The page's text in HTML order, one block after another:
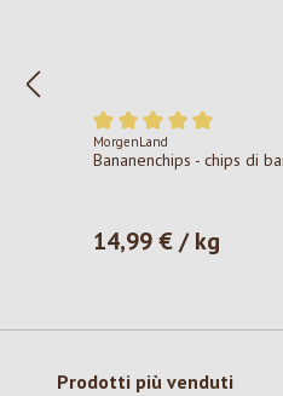
Valutazione media di
MorgenLand
Bananenchips - chips di
Prezzo normale:
14,99 € / kg
Salta la galleria dei prodotti
Prodotti più venduti